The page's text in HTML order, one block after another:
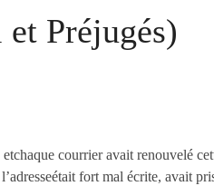
Préjugés)
courrier avait renouvelé
fort mal écrite, avait